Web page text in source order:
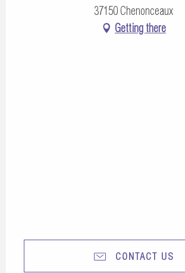
37150 Chenonceaux
Getting there
CONTACT US